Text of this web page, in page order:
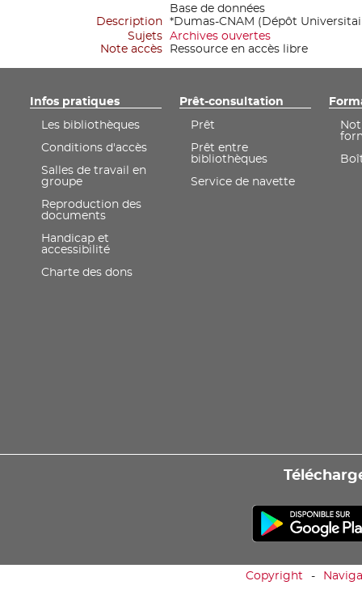
Base de données
Description
*Dumas-CNAM (Dépôt
Sujets
Archives ouvertes
Note accès
Ressource en accès libre
Infos pratiques
Les bibliothèques
Conditions d'accès
Salles de travail en
groupe
Reproduction des
documents
Handicap et
accessibilité
Charte des dons
Prêt-consultation
Prêt
Prêt entre
bibliothèques
Service de navette
Copyright